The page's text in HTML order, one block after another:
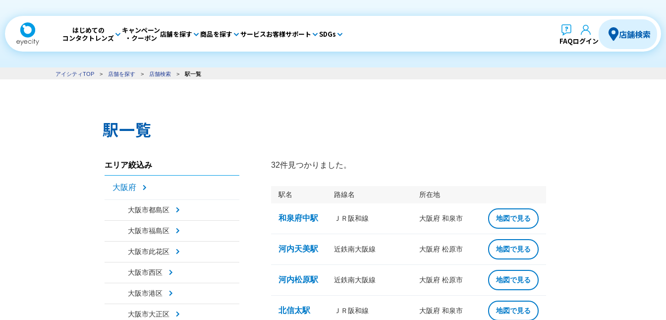
はじめての
コンタクトレンズ
キャンペーン
・クーポン 店舗を探す 商品を探す サービスお客様サポート SDGs
FAQログイン
店舗検索
アイシティTOP > 店舗を探す > 店舗検索 > 駅一覧
駅一覧
エリア絞込み
大阪府
大阪市都島区
大阪市福島区
大阪市此花区
大阪市西区
大阪市港区
大阪市大正区
32件見つかりました。
駅名 路線名 所在地
和泉府中駅 ＪＲ阪和線 大阪府 和泉市 地図で見る
河内天美駅 近鉄南大阪線 大阪府 松原市 地図で見る
河内松原駅 近鉄南大阪線 大阪府 松原市 地図で見る
北信太駅 ＪＲ阪和線 大阪府 和泉市 地図で見る